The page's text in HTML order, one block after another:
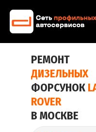
РЕМОНТ
ДИЗЕЛЬНЫХ
ФОРСУНОК
ROVER
В МОСКВЕ